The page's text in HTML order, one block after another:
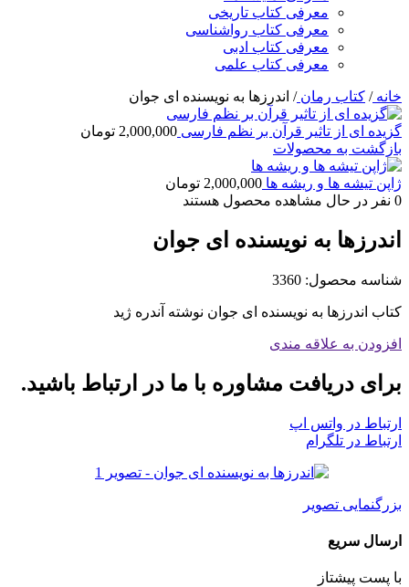
معرفی کتاب تاریخی
معرفی کتاب رواشناسی
معرفی کتاب ادبی
معرفی کتاب علمی
خانه/ کتاب رمان/ اندرزها به نویسنده ای جوان
گزیده ای از تاثیر قرآن بر نظم فارسی 2,000,000 تومان
بازگشت به محصولات
ژاپن تیشه ها و ریشه ها 2,000,000 تومان
0 نفر در حال مشاهده محصول هستند
اندرزها به نویسنده ای جوان
شناسه محصول: 3360
کتاب اندرزها به نویسنده ای جوان نوشته آندره ژید
افزودن به علاقه مندی
برای دریافت مشاوره با ما در ارتباط باشید.
ارتباط در واتس اپ
ارتباط در تلگرام
بزرگنمایی تصویر
ارسال سریع
با پست پیشتاز